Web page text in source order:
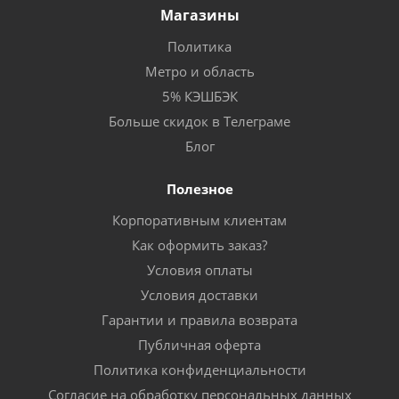
Магазины
Политика
Метро и область
5% КЭШБЭК
Больше скидок в Телеграме
Блог
Полезное
Корпоративным клиентам
Как оформить заказ?
Условия оплаты
Условия доставки
Гарантии и правила возврата
Публичная оферта
Политика конфиденциальности
Согласие на обработку персональных данных